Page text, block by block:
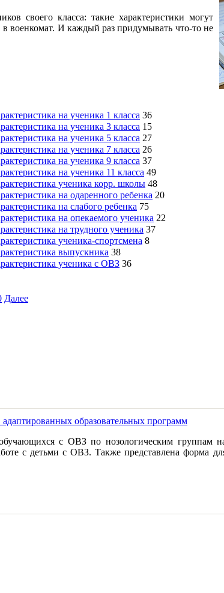
своего класса: такие характеристики могут
военкомат. И каждый раз придумывать что-то не
на ученика 1 класса 36
на ученика 3 класса 15
на ученика 5 класса 27
на ученика 7 класса 26
на ученика 9 класса 37
на ученика 11 класса 49
ученика корр. школы 48
на одаренного ребенка 20
на слабого ребенка 75
на опекаемого ученика 22
на трудного ученика 37
ученика-спортсмена 8
выпускника 38
ученика с ОВЗ 36
Далее
образовательных программ
с ОВЗ по нозологическим группам
с детьми с ОВЗ. Также представлена форма